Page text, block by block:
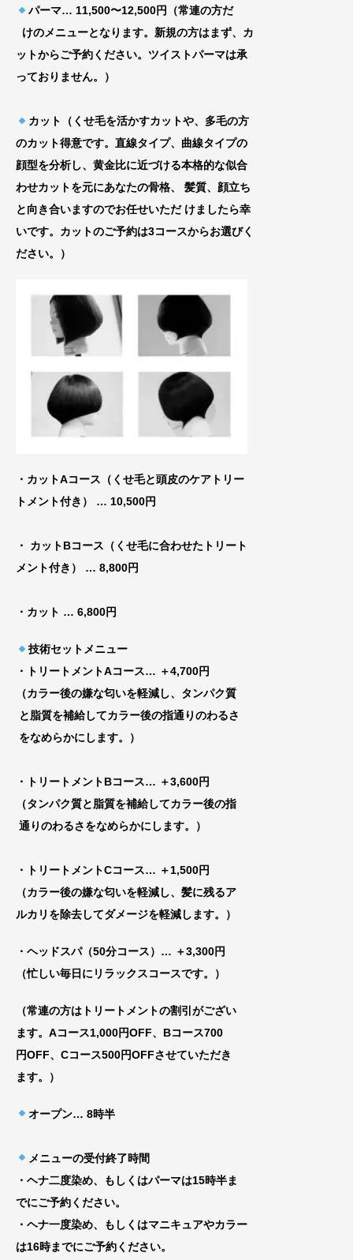
パーマ… 11,500〜12,500円（常連の方だ
けのメニューとなります。新規の方はまず、カ
ッ トからご予約ください。ツイストパーマは承
っておりません。）
カット（くせ毛を活かすカットや、多毛の方
のカット得意です。直線タイプ、曲線タイプの
顔型を分析し、黄金比に近づける本格的な似合
わせカットを元にあなたの骨格、
髪質、顔立ち
と向き合いますのでお任せいただ けましたら幸
いです。カットのご予約は3コースからお選びく
ださい。）
・カットAコース（くせ毛と頭皮のケアトリー
トメント付き） … 10,500円
・ カットBコース（くせ毛に合わせたトリート
メント付き）
… 8,800円
・カット … 6,800円
技術セットメニュー
・トリートメントAコース… ＋4,700円
（カラー後の嫌な匂いを軽減し、タンパク質
と脂質を補給してカラー後の指通りのわるさ
をなめらかにします。）
・トリートメントBコース… ＋3,600円
（タンパク質と脂質を補給してカラー後の指
通りのわるさをなめらかにします。）
・トリートメントCコース… ＋1,500円
（カラー後の嫌な匂いを軽減し、髪に残るア
ルカリを除去してダメージを軽減します。）
・ヘッドスパ（50分コース）… ＋3,300円
（忙しい毎日にリラックスコースです。）
（常連の方はトリートメントの割引がござい
ます。Aコース1,000円OFF、Bコース700
円OFF、Cコース500円OFFさせていただき
ます。）
オープン… 8時半
メニューの受付終了時間
・ヘナ二度染め、もしくはパーマは15時半ま
でにご予約ください。
・ヘナ一度染め、もしくはマニキュアやカラー
は16時までにご予約ください。